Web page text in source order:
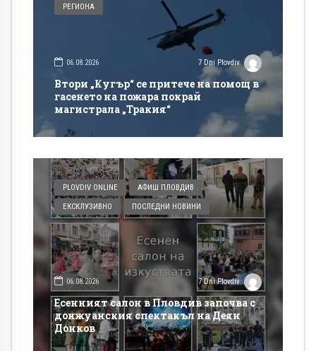
РЕГИОНА
06.08.2026 7 Dni Plovdiv
Втори „Кугър“ се притече на помощ в
гасенето на пожара покрай
магистрала „Тракия“
PLOVDIV ONLINE АФИШ ПЛОВДИВ
ЕКСКЛУЗИВНО ПОСЛЕДНИ НОВИНИ
06.08.2026 7 Dni Plovdiv
Есенният салон в Пловдив започва с
донжуанския спектакъл на Деян
Донков